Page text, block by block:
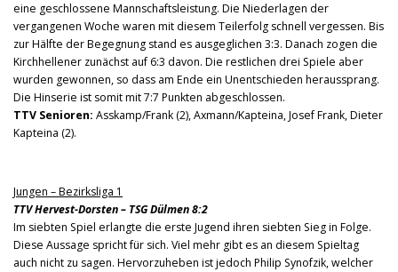
eine geschlossene Mannschaftsleistung. Die Niederlagen der
vergangenen Woche waren mit diesem Teilerfolg schnell vergessen. Bis
zur Hälfte der Begegnung stand es ausgeglichen 3:3. Danach zogen die
Kirchhellener zunächst auf 6:3 davon. Die restlichen drei Spiele aber
wurden gewonnen, so dass am Ende ein Unentschieden heraussprang.
Die Hinserie ist somit mit 7:7 Punkten abgeschlossen.
TTV Senioren: Asskamp/Frank (2), Axmann/Kapteina, Josef Frank, Dieter
Kapteina (2).
Jungen – Bezirksliga 1
TTV Hervest-Dorsten – TSG Dülmen 8:2
Im siebten Spiel erlangte die erste Jugend ihren siebten Sieg in Folge.
Diese Aussage spricht für sich. Viel mehr gibt es an diesem Spieltag
auch nicht zu sagen. Hervorzuheben ist jedoch Philip Synofzik, welcher